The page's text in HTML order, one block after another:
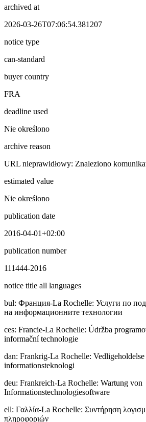
archived at
2026-03-26T07:06:54.381207
notice type
can-standard
buyer country
FRA
deadline used
Nie określono
archive reason
URL nieprawidłowy: Znaleziono
estimated value
Nie określono
publication date
2016-04-01+02:00
publication number
111444-2016
notice title all languages
bul: Фpaнция-La Rochelle: Услуги по
на информационните технологии
ces: Francie-La Rochelle: Údržba
informační technologie
dan: Frankrig-La Rochelle:
informationsteknologi
deu: Frankreich-La Rochelle: Wartung von
Informationstechnologiesoftware
ell: Γαλλία-La Rochelle: Συντήρηση
πληροφοριών